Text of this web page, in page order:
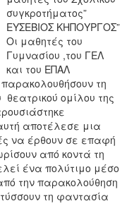
συγκροτήματος”
ΕΥΣΕΒΙΟΣ ΚΗΠΟΥΡΓΟΣ”
Οι μαθητές του
Γυμνασίου ,του ΓΕΛ
και του ΕΠΑΛ
τη
ομίλου της
αποτέλεσε μια
να έρθουν σε επαφή
από κοντά τη
ένα πολύτιμο μέσο
την παρακολούθηση
τη φαντασία